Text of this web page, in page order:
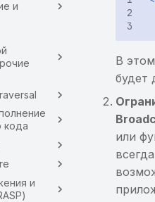
и
кода
и
В
будет
или